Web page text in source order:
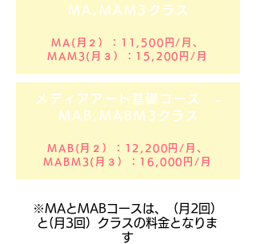
MA,MAM3クラス
MA(月２）：11,500円/月、
MAM3(月３）：15,200円/月
メディアアート基礎コース -
MAB,MABM3クラス
MAB(月２）：12,200円/月、
MABM3(月３）：16,000円/月
※MAとMABコースは、（月2回）
と(月3回）クラスの料金となりま
す